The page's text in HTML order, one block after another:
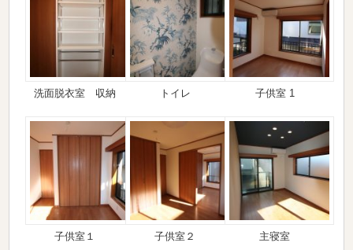
洗面脱衣室 収納 トイレ 子供室 1
子供室１ 子供室２ 主寝室